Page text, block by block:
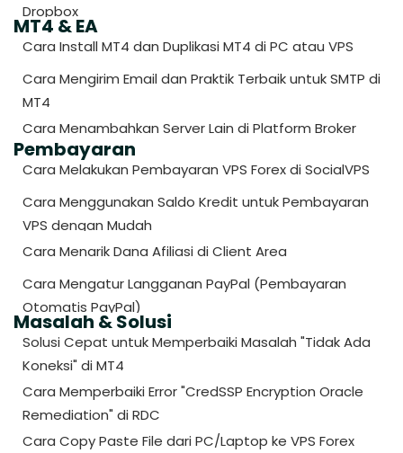
Dropbox
MT4 & EA
Cara Install MT4 dan Duplikasi MT4 di PC atau VPS
Cara Mengirim Email dan Praktik Terbaik untuk SMTP di
MT4
Cara Menambahkan Server Lain di Platform Broker
Pembayaran
Cara Melakukan Pembayaran VPS Forex di SocialVPS
Cara Menggunakan Saldo Kredit untuk Pembayaran
VPS dengan Mudah
Cara Menarik Dana Afiliasi di Client Area
Cara Mengatur Langganan PayPal (Pembayaran
Otomatis PayPal)
Masalah & Solusi
Solusi Cepat untuk Memperbaiki Masalah "Tidak Ada
Koneksi" di MT4
Cara Memperbaiki Error "CredSSP Encryption Oracle
Remediation" di RDC
Cara Copy Paste File dari PC/Laptop ke VPS Forex